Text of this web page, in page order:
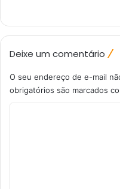
Deixe um comentário
O seu endereço de e-mail
obrigatórios são marcados